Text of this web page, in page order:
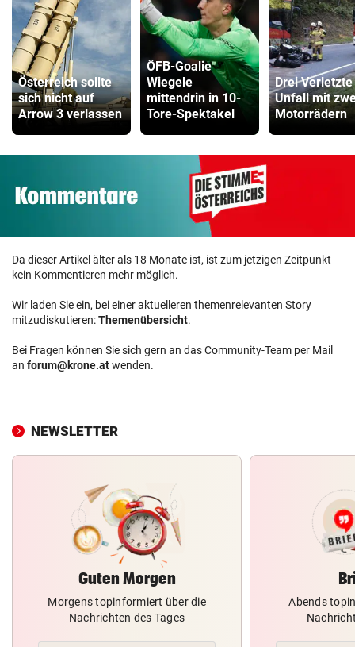
Österreich sollte
sich nicht auf
Arrow 3 verlassen
ÖFB-Goalie
Wiegele
mittendrin in 10-
Tore-Spektakel
Drei
Unfall mit
Motorrädern
Da dieser Artikel älter als 18 Monate ist, ist zum jetzigen Zeitpunkt
kein Kommentieren mehr möglich.
Wir laden Sie ein, bei einer aktuelleren themenrelevanten Story
mitzudiskutieren:Themenübersicht.
Bei Fragen können Sie sich gern an das Community-Team per Mail
an forum@krone.atwenden.
NEWSLETTER
Guten Morgen
Morgens topinformiert über die
Nachrichten des Tages
Abends